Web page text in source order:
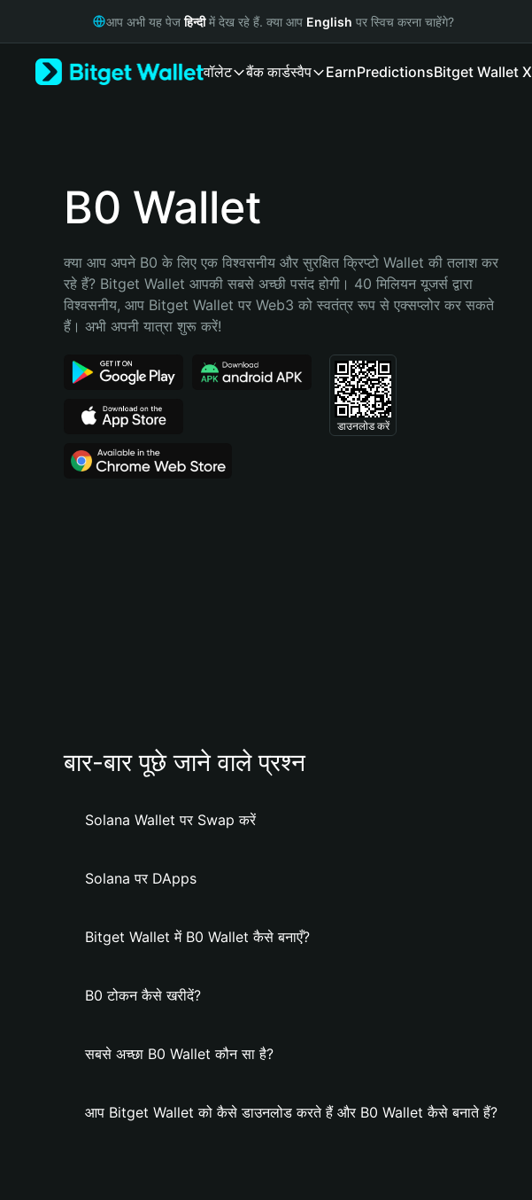
Русский
Bahasa Indonesia
Português (Brasil)
आप अभी यह पेजहिन्दीमें देख रहे हैं. क्या आप English पर स्विच करना चाहेंगे?
वॉलेट बैंक कार्डस्वैप EarnPredictionsBitget Wallet X
B0 Wallet
क्या आप अपने B0 के लिए एक विश्वसनीय और सुरक्षित क्रिप्टो Wallet की तलाश कर
रहे हैं? Bitget Wallet आपकी सबसे अच्छी पसंद होगी। 40 मिलियन यूजर्स द्वारा
विश्वसनीय, आप Bitget Wallet पर Web3 को स्वतंत्र रूप से एक्सप्लोर कर सकते
हैं। अभी अपनी यात्रा शुरू करें!
डाउनलोड करें
बार-बार पूछे जाने वाले प्रश्न
Solana Wallet पर Swap करें
Solana पर DApps
Bitget Wallet में B0 Wallet कैसे बनाएँ?
B0 टोकन कैसे खरीदें?
सबसे अच्छा B0 Wallet कौन सा है?
आप Bitget Wallet को कैसे डाउनलोड करते हैं और B0 Wallet कैसे बनाते हैं?